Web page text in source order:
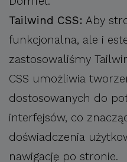
Tailwind CSS: Aby
funkcjonalna, ale i
zastosowaliśmy
CSS umożliwia
dostosowanych do
interfejsów, co
doświadczenia
nawigację po stronie.